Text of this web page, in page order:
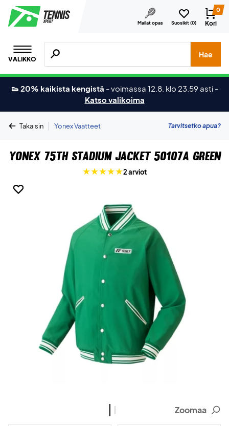
Mailat opas Suosikit (0)
0
Kori
VALIKKO
Hae tuotteita, merkkejä jne.
Hae
👟 20% kaikista kengistä -voimassa 12.8. klo 23.59 asti -
Katso valikoima
Takaisin | Yonex Vaatteet Tarvitsetko apua?
Yonex 75th Stadium Jacket 50107A Green
2 arviot
Zoomaa